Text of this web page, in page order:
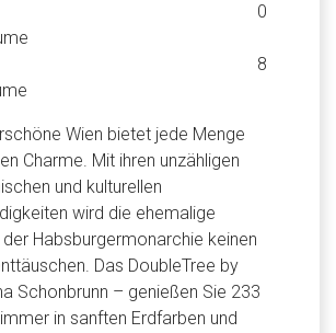
0
8
Wien bietet jede Menge
Charme. Mit ihren unzähligen
und kulturellen
wird die ehemalige
Habsburgermonarchie keinen
Das DoubleTree by
Schonbrunn – genießen Sie 233
in sanften Erdfarben und